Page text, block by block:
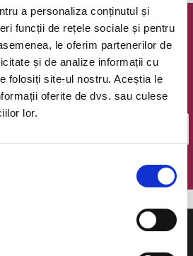
a personaliza conținutul și
funcții de rețele sociale și pentru
le oferim partenerilor de
și de analize informații cu
folosiți site-ul nostru. Aceștia le
oferite de dvs. sau culese
lor.
@ Bilete.ro
saptamanala cu cele mai noi
evenimente.